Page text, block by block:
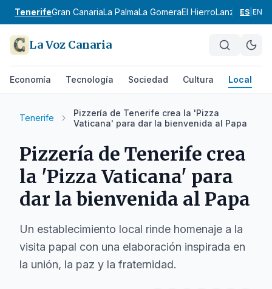
TenerifeGran CanariaLa PalmaLa GomeraEl HierroLanzarote
ES EN
La Voz Canaria
Economía Tecnología Sociedad Cultura Local
Tenerife
Pizzería de Tenerife crea la 'Pizza
Vaticana' para dar la bienvenida al Papa
Pizzería de Tenerife crea
la 'Pizza Vaticana' para
dar la bienvenida al Papa
Un establecimiento local rinde homenaje a la
visita papal con una elaboración inspirada en
la unión, la paz y la fraternidad.